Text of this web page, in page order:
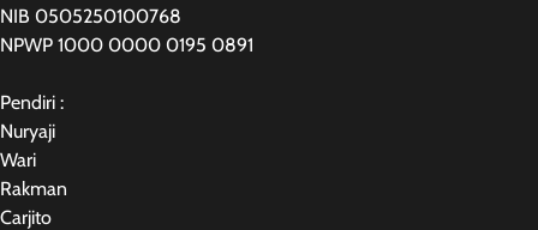
NIB 0505250100768
NPWP 1000 0000 0195 0891
Pendiri :
Nuryaji
Wari
Rakman
Carjito